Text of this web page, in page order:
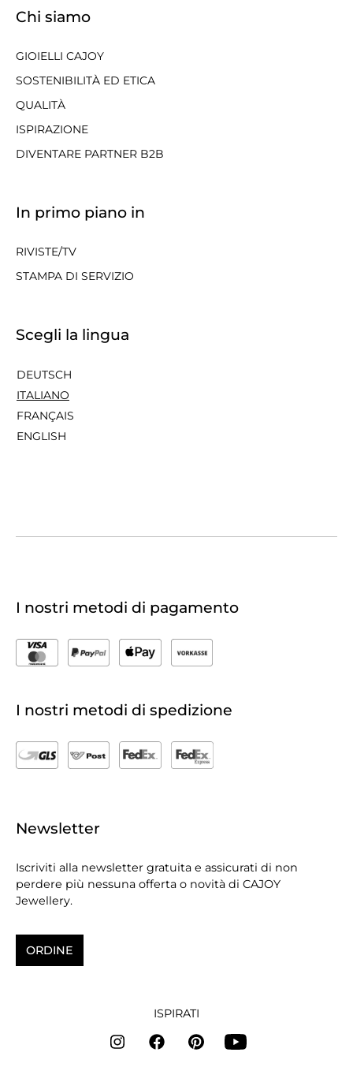
Chi siamo
GIOIELLI CAJOY
SOSTENIBILITÀ ED ETICA
QUALITÀ
ISPIRAZIONE
DIVENTARE PARTNER B2B
In primo piano in
RIVISTE/TV
STAMPA DI SERVIZIO
Scegli la lingua
DEUTSCH
ITALIANO
FRANÇAIS
ENGLISH
I nostri metodi di pagamento
I nostri metodi di spedizione
Newsletter
Iscriviti alla newsletter gratuita e assicurati di non
perdere più nessuna offerta o novità di CAJOY
Jewellery.
ORDINE
ISPIRATI